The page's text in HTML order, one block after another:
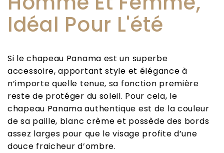
Idéal Pour L'été
Si le chapeau Panama est un superbe
accessoire, apportant style et élégance à
n’importe quelle tenue, sa fonction première
reste de protéger du soleil. Pour cela, le
chapeau Panama authentique est de la couleur
de sa paille, blanc crème et possède des bords
assez larges pour que le visage profite d’une
douce fraicheur d’ombre.